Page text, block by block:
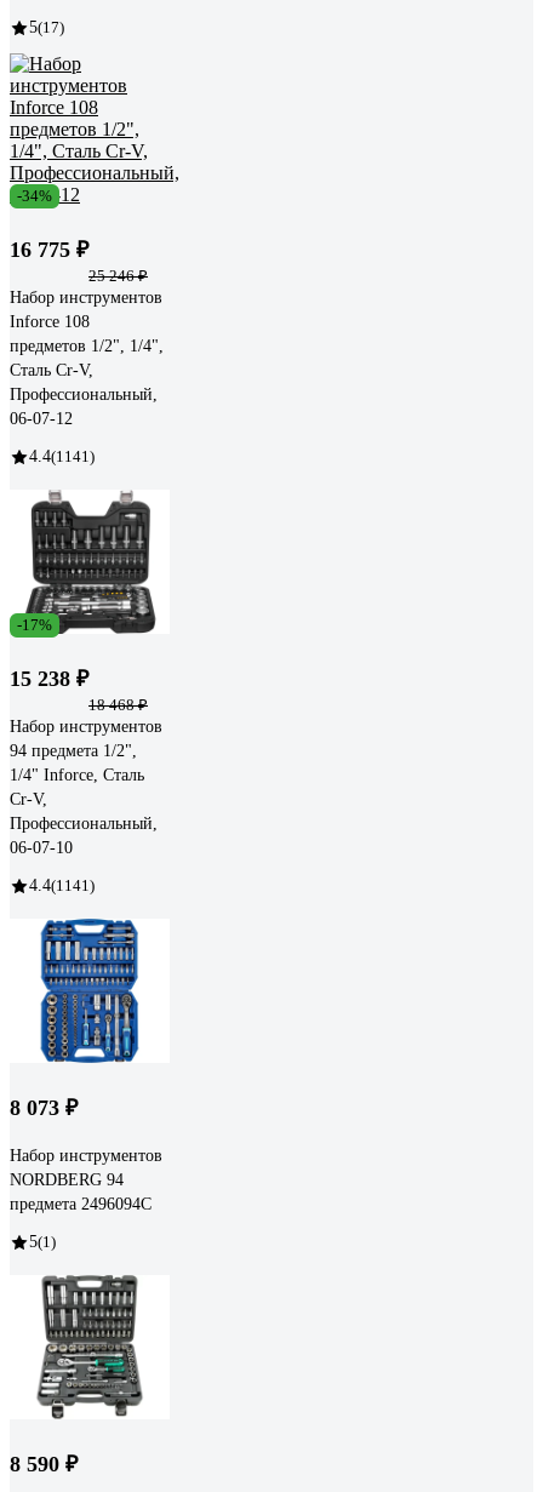
5(17)
-34%
16 775 ₽
25 246 ₽
Набор инструментов
Inforce 108
предметов 1/2", 1/4",
Сталь Cr-V,
Профессиональный,
06-07-12
4.4(1141)
-17%
15 238 ₽
18 468 ₽
Набор инструментов
94 предмета 1/2",
1/4" Inforce, Сталь
Cr-V,
Профессиональный,
06-07-10
4.4(1141)
8 073 ₽
Набор инструментов
NORDBERG 94
предмета 2496094C
5(1)
8 590 ₽